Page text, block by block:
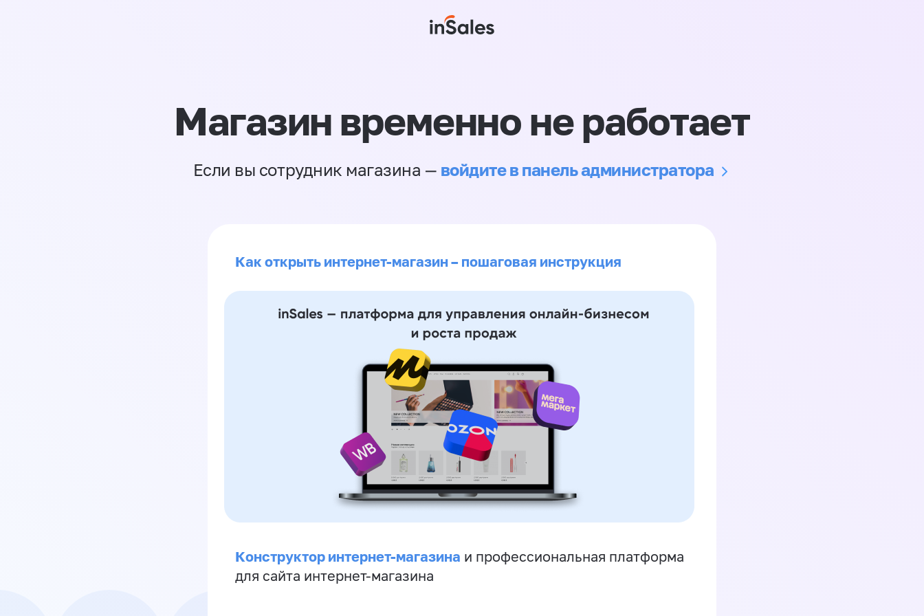
Магазин временно не работает
Если вы сотрудник магазина — войдите в панель администратора
Как открыть интернет-магазин – пошаговая инструкция
Конструктор интернет-магазина и профессиональная платформа
для сайта интернет-магазина